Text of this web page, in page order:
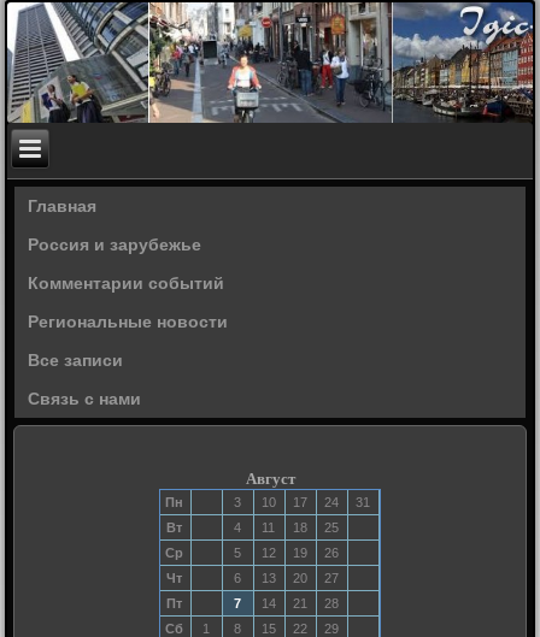
Главная
Россия и зарубежье
Комментарии событий
Региональные новости
Все записи
Связь с нами
Август
Пн 3 10 17 24
31
Вт
4 11 18
25
Ср
5 12 19
26
Чт
6 13 20
27
Пт
7 14 21
28
Сб
1 8 15 22
29